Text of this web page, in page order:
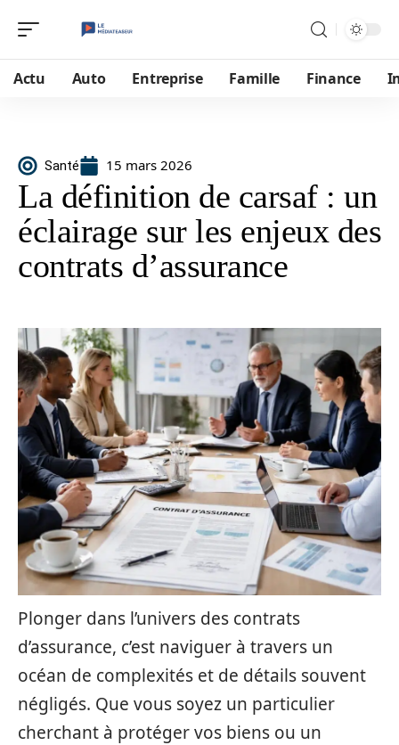
Actu Auto Entreprise Famille Finance
Santé 15 mars 2026
La définition de carsaf : un
éclairage sur les enjeux des
contrats d’assurance
Plonger dans l’univers des contrats
d’assurance, c’est naviguer à travers un
océan de complexités et de détails souvent
négligés. Que vous soyez un particulier
cherchant à protéger vos biens ou un